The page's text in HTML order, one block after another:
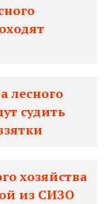
лесного
судить
хозяйства
из СИЗО